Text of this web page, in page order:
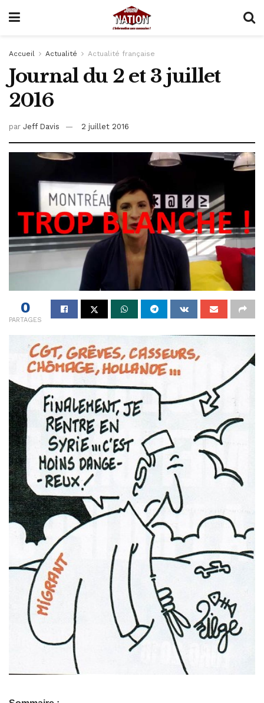
Accueil Actualité Actualité française
Journal du 2 et 3 juillet
2016
par Jeff Davis 2 juillet 2016
0
PARTAGES